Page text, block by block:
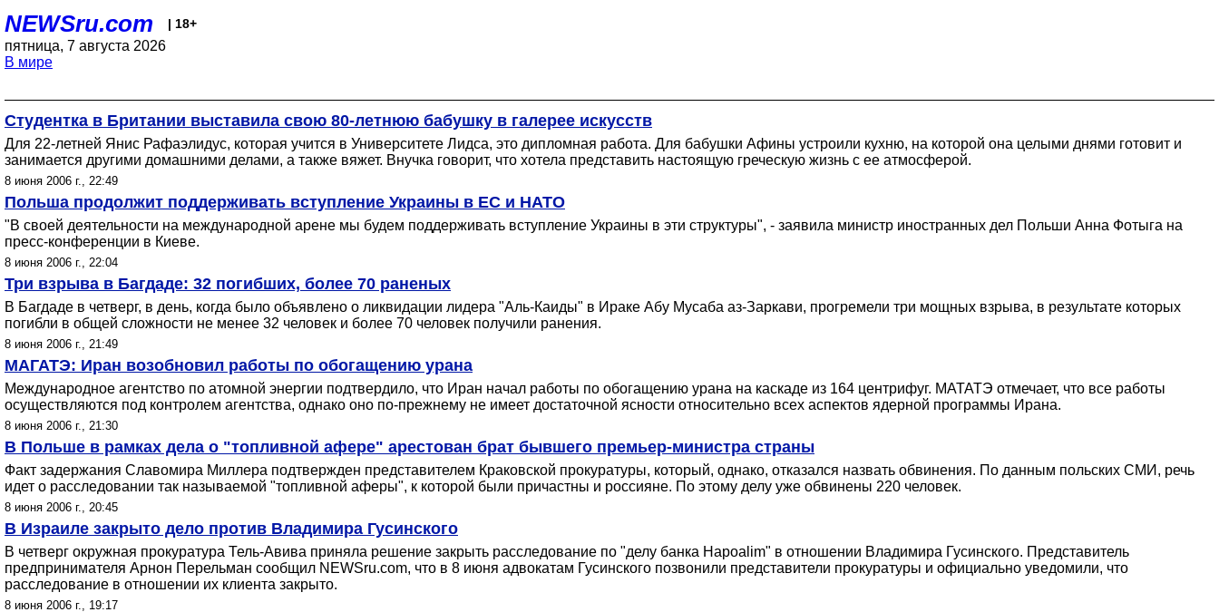
NEWSru.com | 18+
пятница, 7 августа 2026
В мире
Студентка в Британии выставила свою 80-летнюю бабушку в галерее искусств
Для 22-летней Янис Рафаэлидус, которая учится в Университете Лидса, это дипломная работа. Для бабушки Афины устроили кухню, на которой она целыми днями готовит и
занимается другими домашними делами, а также вяжет. Внучка говорит, что хотела представить настоящую греческую жизнь с ее атмосферой.
8 июня 2006 г., 22:49
Польша продолжит поддерживать вступление Украины в ЕС и НАТО
"В своей деятельности на международной арене мы будем поддерживать вступление Украины в эти структуры", - заявила министр иностранных дел Польши Анна Фотыга на
пресс-конференции в Киеве.
8 июня 2006 г., 22:04
Три взрыва в Багдаде: 32 погибших, более 70 раненых
В Багдаде в четверг, в день, когда было объявлено о ликвидации лидера "Аль-Каиды" в Ираке Абу Мусаба аз-Заркави, прогремели три мощных взрыва, в результате которых
погибли в общей сложности не менее 32 человек и более 70 человек получили ранения.
8 июня 2006 г., 21:49
МАГАТЭ: Иран возобновил работы по обогащению урана
Международное агентство по атомной энергии подтвердило, что Иран начал работы по обогащению урана на каскаде из 164 центрифуг. МАТАТЭ отмечает, что все работы
осуществляются под контролем агентства, однако оно по-прежнему не имеет достаточной ясности относительно всех аспектов ядерной программы Ирана.
8 июня 2006 г., 21:30
В Польше в рамках дела о "топливной афере" арестован брат бывшего премьер-министра страны
Факт задержания Славомира Миллера подтвержден представителем Краковской прокуратуры, который, однако, отказался назвать обвинения. По данным польских СМИ, речь
идет о расследовании так называемой "топливной аферы", к которой были причастны и россияне. По этому делу уже обвинены 220 человек.
8 июня 2006 г., 20:45
В Израиле закрыто дело против Владимира Гусинского
В четверг окружная прокуратура Тель-Авива приняла решение закрыть расследование по "делу банка Hapoalim" в отношении Владимира Гусинского. Представитель
предпринимателя Арнон Перельман сообщил NEWSru.com, что в 8 июня адвокатам Гусинского позвонили представители прокуратуры и официально уведомили, что
расследование в отношении их клиента закрыто.
8 июня 2006 г., 19:17